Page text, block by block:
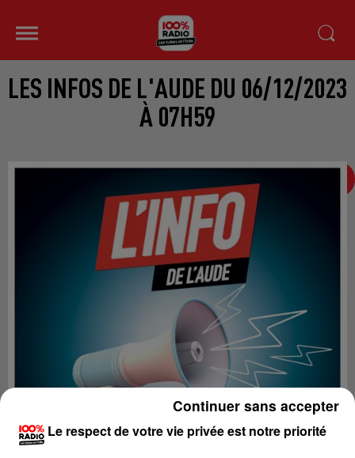
LES INFOS DE L'AUDE DU 06/12/2023
À 07H59
Le respect de votre vie privée est notre priorité
Continuer sans accepter